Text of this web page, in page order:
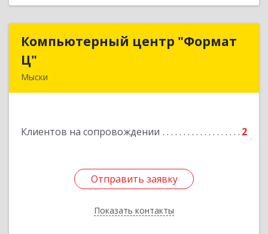
Компьютерный центр "Формат
Ц"
Мыски
Клиентов на сопровождении 2
Отправить заявку
Показать контакты
Компьютерный центр "Формат
Подробнее
Отправить заявку
Назад